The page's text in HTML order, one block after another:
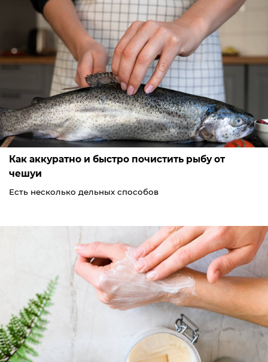
Как аккуратно и быстро почистить рыбу от
чешуи
Есть несколько дельных способов